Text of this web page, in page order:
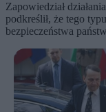
Zapowiedział
podkreślił, że tego
bezpieczeństwa